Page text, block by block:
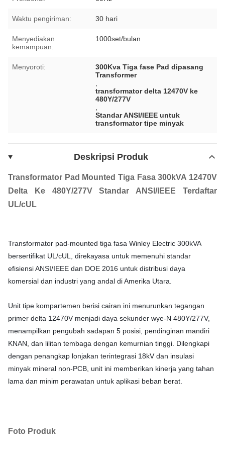
Waktu pengiriman: 30 hari
Menyediakan
kemampuan:
1000set/bulan
Menyoroti:
300Kva Tiga fase Pad dipasang
Transformer
transformator delta 12470V ke
480Y/277V
Standar ANSI/IEEE untuk
transformator tipe minyak
Deskripsi Produk
Transformator Pad Mounted Tiga Fasa 300kVA 12470V
Delta Ke 480Y/277V Standar ANSI/IEEE Terdaftar
UL/cUL
Transformator pad-mounted tiga fasa Winley Electric 300kVA
bersertifikat UL/cUL, direkayasa untuk memenuhi standar
efisiensi ANSI/IEEE dan DOE 2016 untuk distribusi daya
komersial dan industri yang andal di Amerika Utara.
Unit tipe kompartemen berisi cairan ini menurunkan tegangan
primer delta 12470V menjadi daya sekunder wye-N 480Y/277V,
menampilkan pengubah sadapan 5 posisi, pendinginan mandiri
KNAN, dan lilitan tembaga dengan kemurnian tinggi. Dilengkapi
dengan penangkap lonjakan terintegrasi 18kV dan insulasi
minyak mineral non-PCB, unit ini memberikan kinerja yang tahan
lama dan minim perawatan untuk aplikasi beban berat.
Foto Produk